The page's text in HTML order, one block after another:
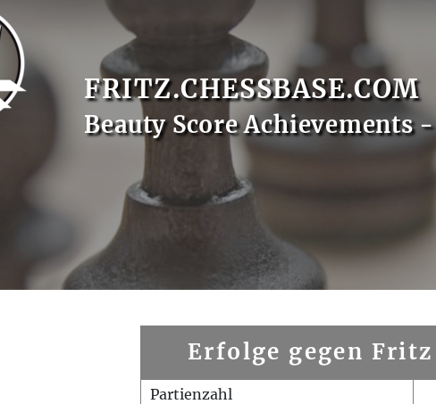
FRITZ.CHESSBASE.COM
Beauty Score Achievements
Erfolge gegen Fritz
Partienzahl